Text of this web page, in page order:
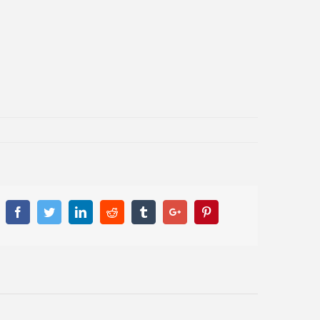
FacebookTwitterLinkedinReddit TumblrGoogle+